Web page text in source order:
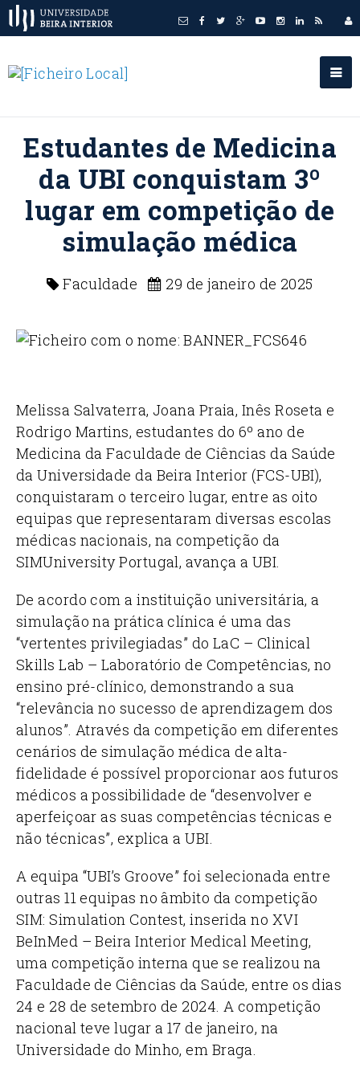
Estudantes de Medicina
da UBI conquistam 3º
lugar em competição de
simulação médica
Faculdade 29 de janeiro de 2025
Melissa Salvaterra, Joana Praia, Inês Roseta e
Rodrigo Martins, estudantes do 6º ano de
Medicina da Faculdade de Ciências da Saúde
da Universidade da Beira Interior (FCS-UBI),
conquistaram o terceiro lugar, entre as oito
equipas que representaram diversas escolas
médicas nacionais, na competição da
SIMUniversity Portugal, avança a UBI.
De acordo com a instituição universitária, a
simulação na prática clínica é uma das
“vertentes privilegiadas” do LaC – Clinical
Skills Lab – Laboratório de Competências, no
ensino pré-clínico, demonstrando a sua
“relevância no sucesso de aprendizagem dos
alunos”. Através da competição em diferentes
cenários de simulação médica de alta-
fidelidade é possível proporcionar aos futuros
médicos a possibilidade de “desenvolver e
aperfeiçoar as suas competências técnicas e
não técnicas”, explica a UBI.
A equipa “UBI’s Groove” foi selecionada entre
outras 11 equipas no âmbito da competição
SIM: Simulation Contest, inserida no XVI
BeInMed – Beira Interior Medical Meeting,
uma competição interna que se realizou na
Faculdade de Ciências da Saúde, entre os dias
24 e 28 de setembro de 2024. A competição
nacional teve lugar a 17 de janeiro, na
Universidade do Minho, em Braga.